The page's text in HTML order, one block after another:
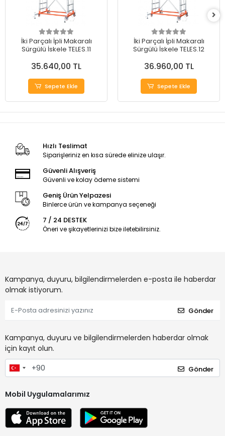
İki Parçalı İpli Makaralı
Sürgülü İskele TELES.11
35.640,00 TL
Sepete Ekle
İki Parçalı İpli Makaralı
Sürgülü İskele TELES.12
36.960,00 TL
Sepete Ekle
Hızlı Teslimat
Siparişleriniz en kısa sürede elinize ulaşır.
Güvenli Alışveriş
Güvenli ve kolay ödeme sistemi
Geniş Ürün Yelpazesi
Binlerce ürün ve kampanya seçeneği
7 / 24 DESTEK
Öneri ve şikayetlerinizi bize iletebilirsiniz.
Kampanya, duyuru, bilgilendirmelerden e-posta ile haberdar
olmak istiyorum.
Gönder
Kampanya, duyuru ve bilgilendirmelerden haberdar olmak
için kayıt olun.
Gönder
Mobil Uygulamalarımız